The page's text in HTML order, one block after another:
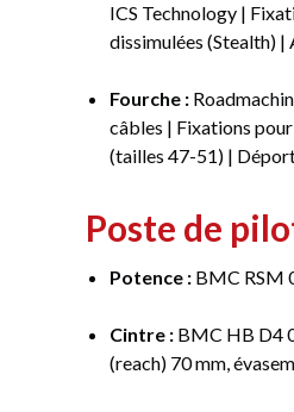
ICS Technology |
dissimulées (Stealth)
Fourche :
câbles | Fixations
(tailles 47-51) |
Poste de
Potence : BMC RSM
Cintre : BMC HB D4
(reach) 70 mm,